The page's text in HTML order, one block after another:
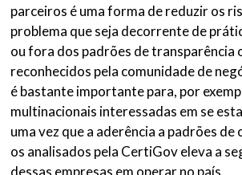
parceiros é uma forma de reduzir os
problema que seja decorrente de
ou fora dos padrões de transparência
reconhecidos pela comunidade de
é bastante importante para, por
multinacionais interessadas em se
uma vez que a aderência a padrões de
os analisados pela CertiGov eleva a
dessas empresas em operar no país.